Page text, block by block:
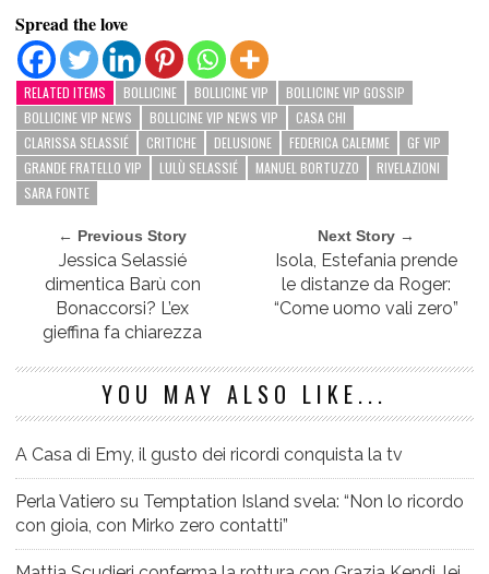
Spread the love
RELATED ITEMS BOLLICINE BOLLICINE VIP
BOLLICINE VIP GOSSIP
BOLLICINE VIP NEWS
BOLLICINE VIP NEWS VIP
CASA CHI
CLARISSA SELASSIÉ
CRITICHE DELUSIONE FEDERICA CALEMME
GF VIP
GRANDE FRATELLO VIP
LULÙ SELASSIÉ MANUEL BORTUZZO
RIVELAZIONI
SARA FONTE
← Previous Story
Jessica Selassié
dimentica Barù con
Bonaccorsi? L’ex
gieffina fa chiarezza
Next Story →
Isola, Estefania prende
le distanze da Roger:
“Come uomo vali zero”
YOU MAY ALSO LIKE...
A Casa di Emy, il gusto dei ricordi conquista la tv
Perla Vatiero su Temptation Island svela: “Non lo ricordo
con gioia, con Mirko zero contatti”